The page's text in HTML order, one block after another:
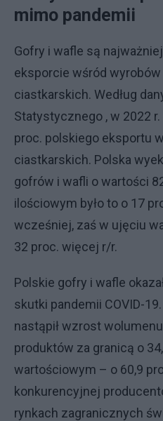
mimo pandemii
Gofry i wafle są
eksporcie wśród
ciastkarskich. Według
Statystycznego , w 2022 r.
proc. polskiego eksportu
ciastkarskich. Polska
gofrów i wafli o wartości
ilościowym było to o 17
wcześniej, zaś w ujęciu
32 proc. więcej r/r.
Polskie gofry i wafle
skutki pandemii COVID-
nastąpił wzrost
produktów za granicą o
wartościowym – o 60,9
konkurencyjnej
rynkach zagranicznych